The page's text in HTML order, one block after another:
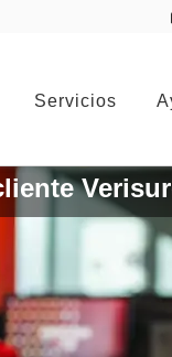
Servicios